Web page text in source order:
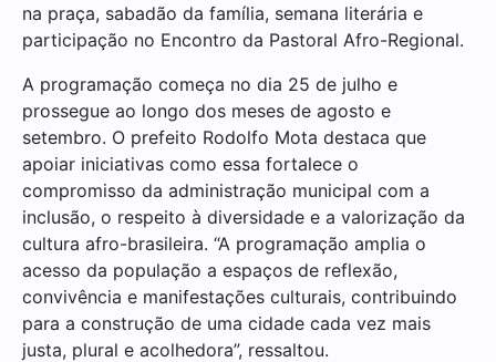
na praça, sabadão da família, semana literária e
participação no Encontro da Pastoral Afro-Regional.
A programação começa no dia 25 de julho e
prossegue ao longo dos meses de agosto e
setembro. O prefeito Rodolfo Mota destaca que
apoiar iniciativas como essa fortalece o
compromisso da administração municipal com a
inclusão, o respeito à diversidade e a valorização da
cultura afro-brasileira. “A programação amplia o
acesso da população a espaços de reflexão,
convivência e manifestações culturais, contribuindo
para a construção de uma cidade cada vez mais
justa, plural e acolhedora”, ressaltou.